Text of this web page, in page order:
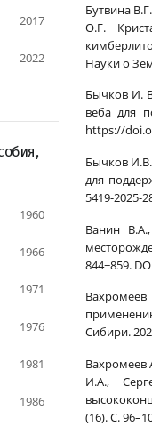
2017
2022
1960
1966
1971
1976
1981
1986
Бутвина
О.Г.
Науки о
Бычков И.
веба для
https://
Бычков
для
5419-2025-
Ванин
844−859.
Сибири.
Вахромеев
И.А.,
(16). С.